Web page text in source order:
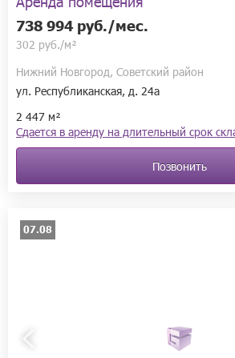
738 994 руб./мес.
302 руб./м²
Нижний Новгород, Советский район
ул. Республиканская, д. 24а
2 447 м²
Cдаeтcя в арeнду на длительный срок
Позвонить
07.08